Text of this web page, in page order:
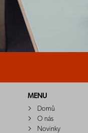
MENU
Domů
O nás
Novinky